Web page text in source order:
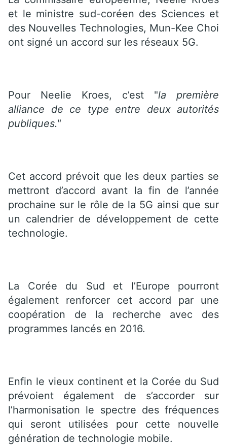
et le ministre sud-coréen des Sciences et
des Nouvelles Technologies, Mun-Kee Choi
ont signé un accord sur les réseaux 5G.
Pour Neelie Kroes, c’est "la première
alliance de ce type entre deux autorités
publiques."
Cet accord prévoit que les deux parties se
mettront d’accord avant la fin de l’année
prochaine sur le rôle de la 5G ainsi que sur
un calendrier de développement de cette
technologie.
La Corée du Sud et l’Europe pourront
également renforcer cet accord par une
coopération de la recherche avec des
programmes lancés en 2016.
Enfin le vieux continent et la Corée du Sud
prévoient également de s’accorder sur
l’harmonisation le spectre des fréquences
qui seront utilisées pour cette nouvelle
génération de technologie mobile.